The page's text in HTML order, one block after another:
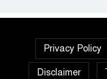
Privacy Policy
Disclaimer